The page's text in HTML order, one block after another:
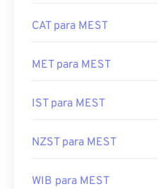
CAT para MEST
MET para MEST
IST para MEST
NZST para MEST
WIB para MEST